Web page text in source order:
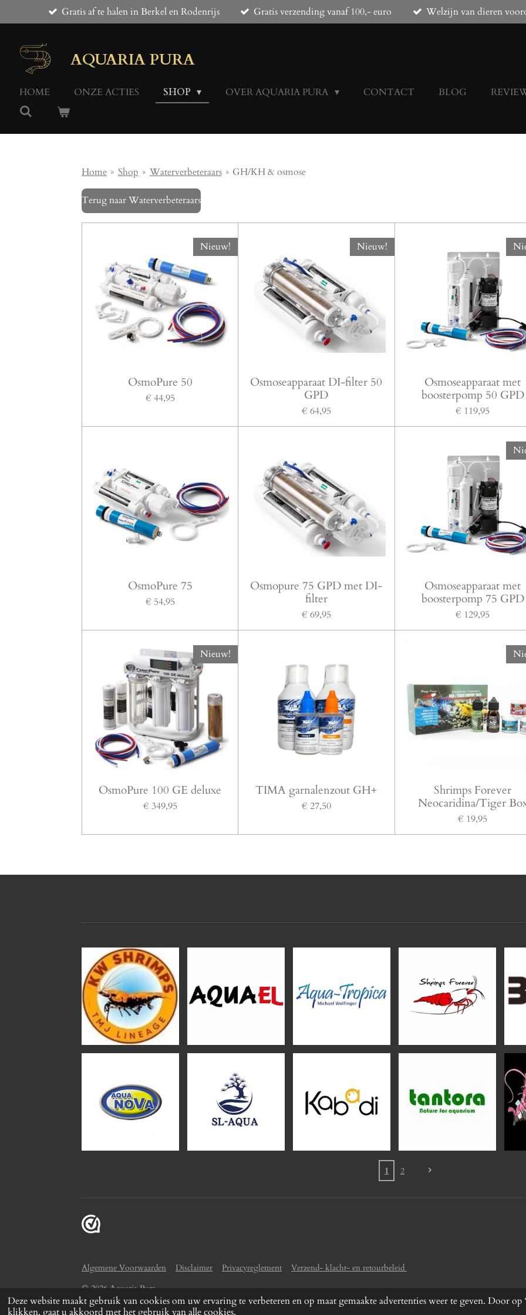
Deze website maakt gebruik van cookies om uw ervaring te verbeteren en op maat gemaakte advertenties weer te geven. Door op
klikken, gaat u akkoord met het gebruik van alle cookies.
direct
hoofdinhoud
Gratis af te halen in Berkel en Rodenrijs Gratis verzending vanaf 100,- euro Welzijn van dieren
AQUARIA PURA
HOME ONZE ACTIES SHOP OVER AQUARIA PURA CONTACT BLOG
Home » Shop » Waterverbeteraars » GH/KH & osmose
Terug naar Waterverbeteraars
Nieuw!
OsmoPure 50
€ 44,95
Nieuw!
Osmoseapparaat DI-filter 50
GPD
€ 64,95
Osmoseapparaat met
boosterpomp 50 GPD
€ 119,95
OsmoPure 75
€ 54,95
Osmopure 75 GPD met DI-
filter
€ 69,95
Osmoseapparaat met
boosterpomp 75 GPD
€ 129,95
Nieuw!
OsmoPure 100 GE deluxe
€ 349,95
TIMA garnalenzout GH+
€ 27,50
Shrimps Forever
Neocaridina/Tiger
€ 19,95
1 2
Algemene Voorwaarden Disclaimer Privacyreglement
Verzend- klacht- en retourbeleid
© 2026 Aquaria Pura